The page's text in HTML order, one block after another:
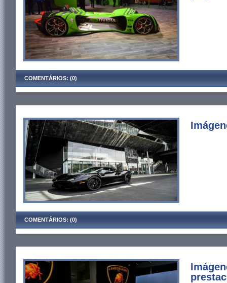
COMENTÁRIOS: (0)
COMENTÁRIOS: (0)